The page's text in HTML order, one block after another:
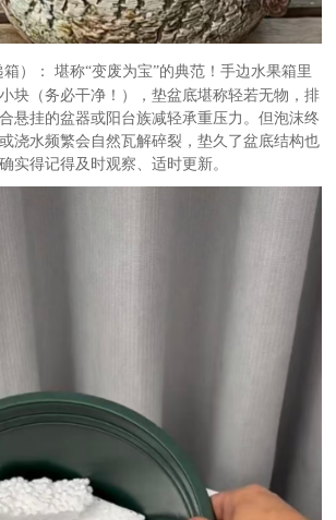
箱）： 堪称“变废为宝”的典范！手边水果箱里
块（务必干净！），垫盆底堪称轻若无物，排
悬挂的盆器或阳台族减轻承重压力。但泡沫终
浇水频繁会自然瓦解碎裂，垫久了盆底结构也
实得记得及时观察、适时更新。